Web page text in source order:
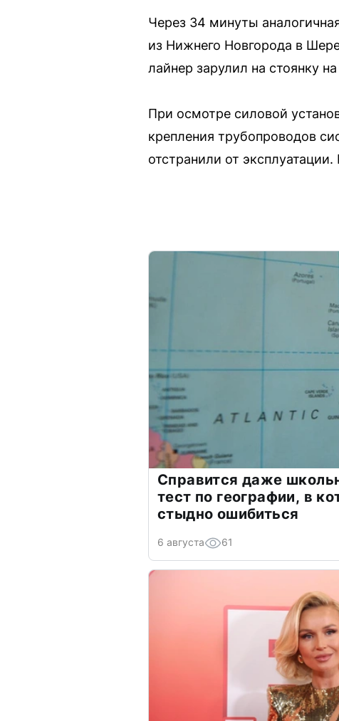
Через 34 минуты
из Нижнего Новгорода в
лайнер зарулил на стоянку
При осмотре силовой
крепления трубопроводов
отстранили от
Справится даже
тест по географии, в
стыдно ошибиться
6 августа 61